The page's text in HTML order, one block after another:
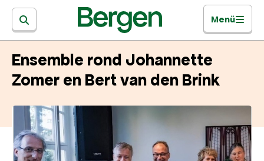
Menü
Ensemble rond Johannette
Zomer en Bert van den Brink